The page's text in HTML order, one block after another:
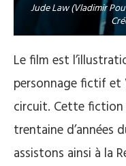
Jude Law (Vladimir
Le film est
personnage fictif et
circuit. Cette
trentaine d’années
assistons ainsi à la